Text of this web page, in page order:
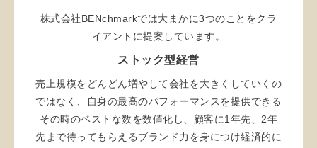
株式会社BENchmarkでは大まかに3つのことをクラ
イアントに提案しています。
ストック型経営
売上規模をどんどん増やして会社を大きくしていくの
ではなく、自身の最高のパフォーマンスを提供できる
その時のベストな数を数値化し、顧客に1年先、2年
先まで待ってもらえるブランド力を身につけ経済的に